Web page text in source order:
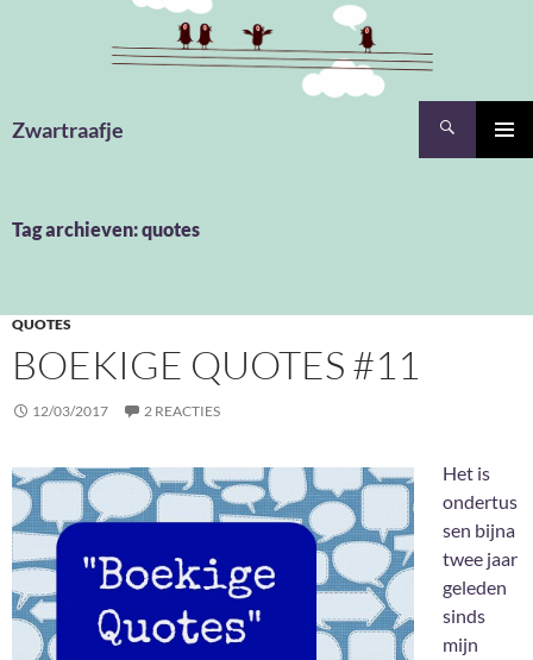
Zwartraafje
Tag archieven: quotes
QUOTES
BOEKIGE QUOTES #11
12/03/2017 2 REACTIES
Het is
ondertus
sen bijna
twee jaar
geleden
sinds
mijn